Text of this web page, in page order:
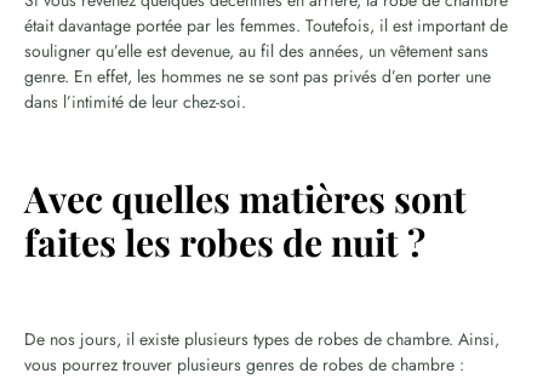
était davantage portée par les femmes. Toutefois, il est important de
souligner qu’elle est devenue, au fil des années, un vêtement sans
genre. En effet, les hommes ne se sont pas privés d’en porter une
dans l’intimité de leur chez-soi.
Avec quelles matières sont
faites les robes de nuit ?
De nos jours, il existe plusieurs types de robes de chambre. Ainsi,
vous pourrez trouver plusieurs genres de robes de chambre :